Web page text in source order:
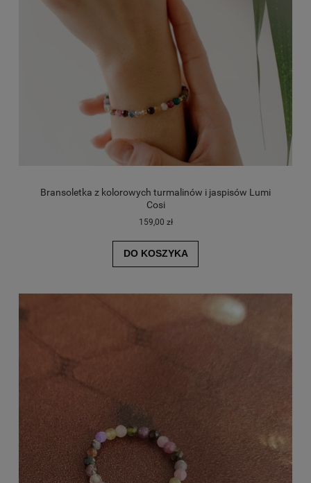
Bransoletka z kolorowych turmalinów i jaspisów Lumi
Cosi
159,00 zł
DO KOSZYKA